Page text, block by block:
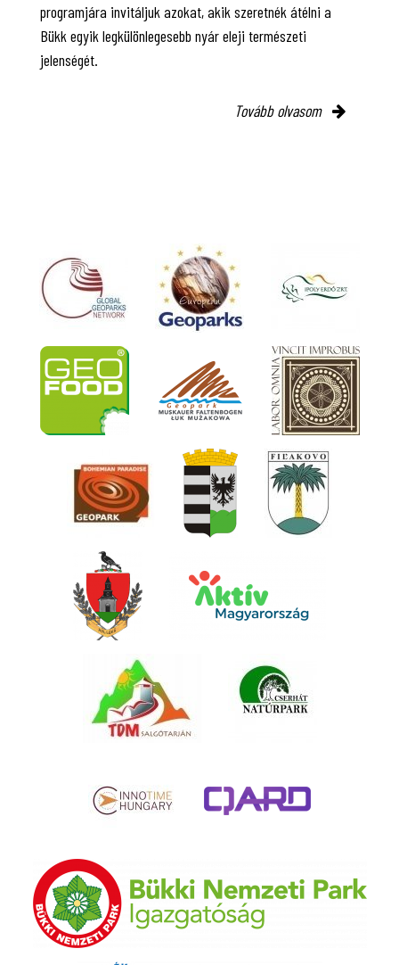
programjára invitáljuk azokat, akik szeretnék átélni a
Bükk egyik legkülönlegesebb nyár eleji természeti
jelenségét.
Tovább olvasom